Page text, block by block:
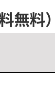
無料）